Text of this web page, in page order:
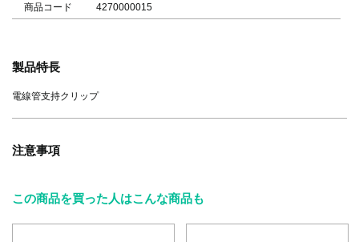
商品コード 4270000015
製品特長
電線管支持クリップ
注意事項
この商品を買った人はこんな商品も